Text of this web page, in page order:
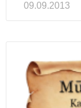
09.09.2013